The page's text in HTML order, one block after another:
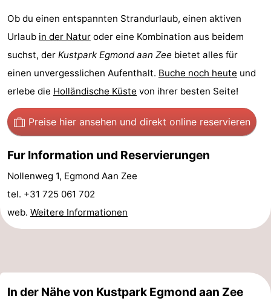
Leiden
Bollenstreek
Natur
Duin
-
Katwijk
-
Scheveningen
-
Haag
Rotterdam
-
Ob du einen entspannten Strandurlaub, einen aktiven
Urlaub in der Natur oder eine Kombination aus beidem
suchst, der Kustpark Egmond aan Zee bietet alles für
einen unvergesslichen Aufenthalt. Buche noch heute und
erlebe die Holländische Küste von ihrer besten Seite!
Preise hier ansehen und direkt online reservieren
Fur Information und Reservierungen
Nollenweg 1, Egmond Aan Zee
tel. +31 725 061 702
web. Weitere Informationen
In der Nähe von Kustpark Egmond aan Zee